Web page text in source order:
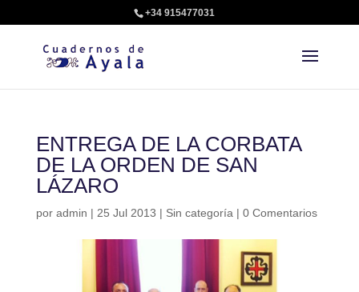
+34 915477031
ENTREGA DE LA CORBATA
DE LA ORDEN DE SAN
LÁZARO
por admin | 25 Jul 2013 | Sin categoría | 0 Comentarios